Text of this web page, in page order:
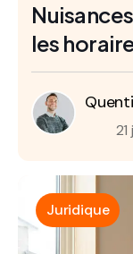
les
Juridique